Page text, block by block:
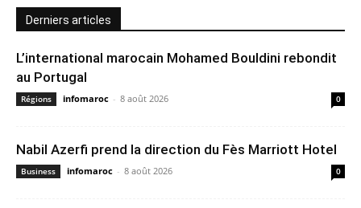
Derniers articles
L’international marocain Mohamed Bouldini rebondit
au Portugal
Régions infomaroc - 8 août 2026 0
Nabil Azerfi prend la direction du Fès Marriott Hotel
Business infomaroc - 8 août 2026 0